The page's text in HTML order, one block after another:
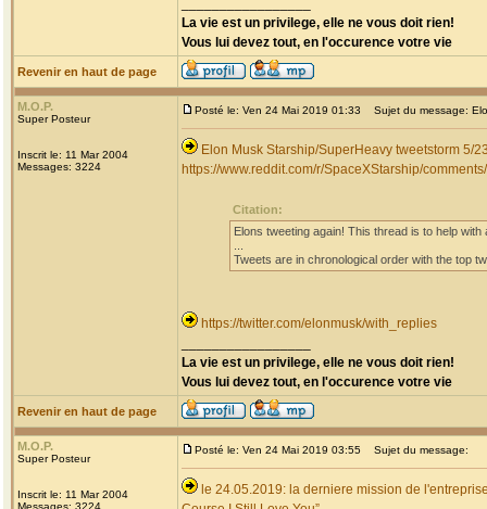
La vie est un privilege, elle ne vous doit rien!
Vous lui devez tout, en l'occurence votre vie
Revenir en haut de page
M.O.P.
Super Posteur
Inscrit le: 11 Mar 2004
Messages: 3224
Posté le: Ven 24 Mai 2019 01:33 Sujet du message:
Elon Musk Starship/SuperHeavy tweetstorm 5/
https://www.reddit.com/r/SpaceXStarship/
Citation:
Elons tweeting again! This thread is to help
Tweets are in chronological order with the top
https://twitter.com/elonmusk/with_replies
La vie est un privilege, elle ne vous doit rien!
Vous lui devez tout, en l'occurence votre vie
Revenir en haut de page
M.O.P.
Super Posteur
Inscrit le: 11 Mar 2004
Messages: 3224
Posté le: Ven 24 Mai 2019 03:55 Sujet du message:
le 24.05.2019: la derniere mission de